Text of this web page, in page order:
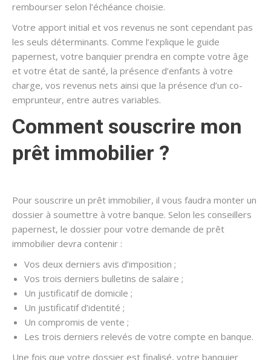
rembourser selon l’échéance choisie.
Votre apport initial et vos revenus ne sont cependant pas
les seuls déterminants. Comme l’explique le guide
papernest, votre banquier prendra en compte votre âge
et votre état de santé, la présence d’enfants à votre
charge, vos revenus nets ainsi que la présence d’un co-
emprunteur, entre autres variables.
Comment souscrire mon
prêt immobilier ?
Pour souscrire un prêt immobilier, il vous faudra monter un
dossier à soumettre à votre banque. Selon les conseillers
papernest, le dossier pour votre demande de prêt
immobilier devra contenir :
Vos deux derniers avis d’imposition ;
Vos trois derniers bulletins de salaire ;
Un justificatif de domicile ;
Un justificatif d’identité ;
Un compromis de vente ;
Les trois derniers relevés de votre compte en banque.
Une fois que votre dossier est finalisé, votre banquier